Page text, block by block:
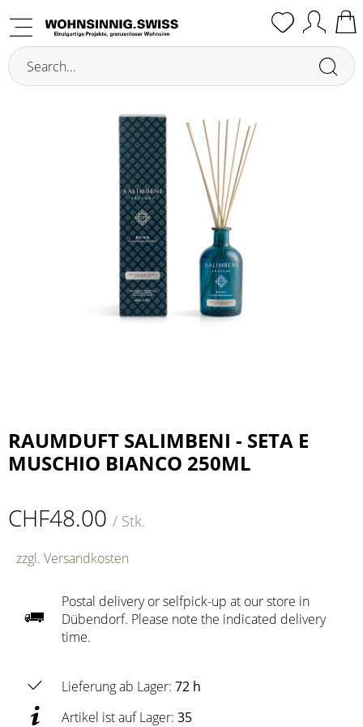
Overview
RAUMDUFT SALIMBENI - SETA E
MUSCHIO BIANCO 250ML
CHF48.00 / Stk.
zzgl. Versandkosten
Postal delivery or selfpick-up at our store in
Dübendorf. Please note the indicated delivery
time.
Lieferung ab Lager: 72 h
Artikel ist auf Lager: 35